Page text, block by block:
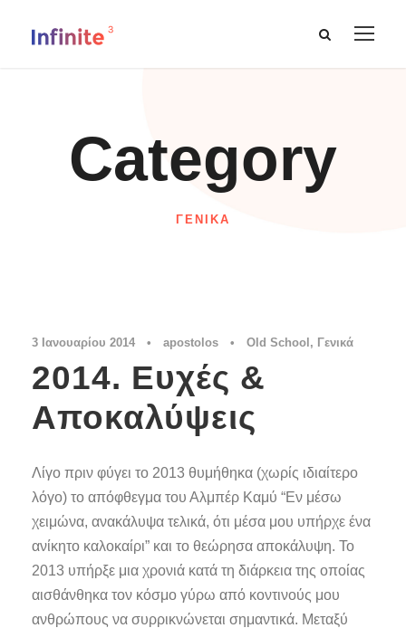
Category
ΓΕΝΙΚΆ
3 Ιανουαρίου 2014 • apostolos • Old School , Γενικά
2014. Ευχές &
Αποκαλύψεις
Λίγο πριν φύγει το 2013 θυμήθηκα (χωρίς ιδιαίτερο
λόγο) το απόφθεγμα του Αλμπέρ Καμύ “Εν μέσω
χειμώνα, ανακάλυψα τελικά, ότι μέσα μου υπήρχε ένα
ανίκητο καλοκαίρι” και το θεώρησα αποκάλυψη. Το
2013 υπήρξε μια χρονιά κατά τη διάρκεια της οποίας
αισθάνθηκα τον κόσμο γύρω από κοντινούς μου
ανθρώπους να συρρικνώνεται σημαντικά. Μεταξύ